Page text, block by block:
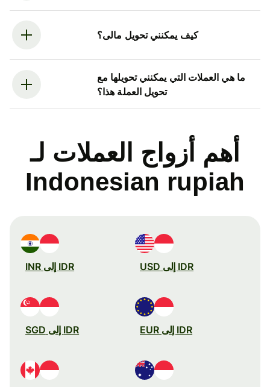
كيف يمكنني تحويل مالى؟
ما هي العملات التي يمكنني تحويلها مع
تحويل العملة هذا؟
أهم أزواج العملات لـ
Indonesian rupiah
IDR إلى USD IDR إلى INR
IDR إلى EUR IDR إلى SGD